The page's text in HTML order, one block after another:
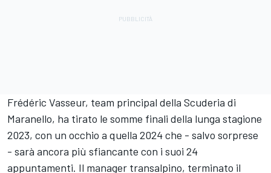
Frédéric Vasseur, team principal della Scuderia di
Maranello, ha tirato le somme finali della lunga stagione
2023, con un occhio a quella 2024 che - salvo sorprese
- sarà ancora più sfiancante con i suoi 24
appuntamenti. Il manager transalpino, terminato il